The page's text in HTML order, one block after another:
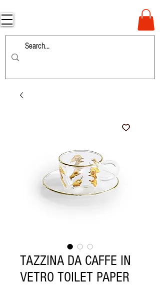
TAZZINA DA CAFFE IN
VETRO TOILET PAPER